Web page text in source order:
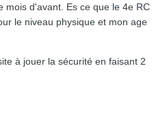
mois d'avant. Es ce que le 4e RC
le niveau physique et mon age
à jouer la sécurité en faisant 2